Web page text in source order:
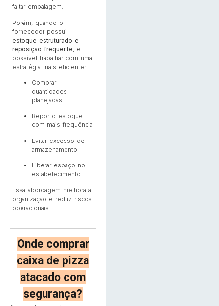
faltar embalagem.
Porém, quando o
fornecedor possui
estoque estruturado e
reposição frequente , é
possível trabalhar com uma
estratégia mais eficiente:
Comprar
quantidades
planejadas
Repor o estoque
com mais frequência
Evitar excesso de
armazenamento
Liberar espaço no
estabelecimento
Essa abordagem melhora a
organização e reduz riscos
operacionais.
Onde comprar
caixa de pizza
atacado com
segurança?